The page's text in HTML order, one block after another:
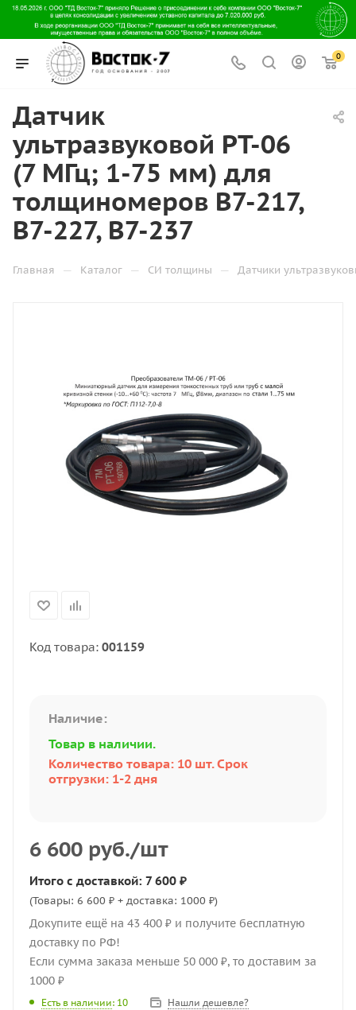
0
Датчик
ультразвуковой PT-06
(7 МГц; 1-75 мм) для
толщиномеров В7-217,
В7-227, В7-237
Главная — Каталог — СИ толщины — Датчики
Код товара: 001159
Наличие:
Товар в наличии.
Количество товара: 10 шт. Срок
отгрузки: 1-2 дня
6 600 руб./шт
Итого с доставкой: 7 600 ₽
(Товары: 6 600 ₽ + доставка: 1000 ₽)
Докупите ещё на 43 400 ₽ и получите бесплатную
доставку по РФ!
Если сумма заказа меньше 50 000 ₽, то доставим за
1000 ₽
Есть в наличии: 10 Нашли дешевле?